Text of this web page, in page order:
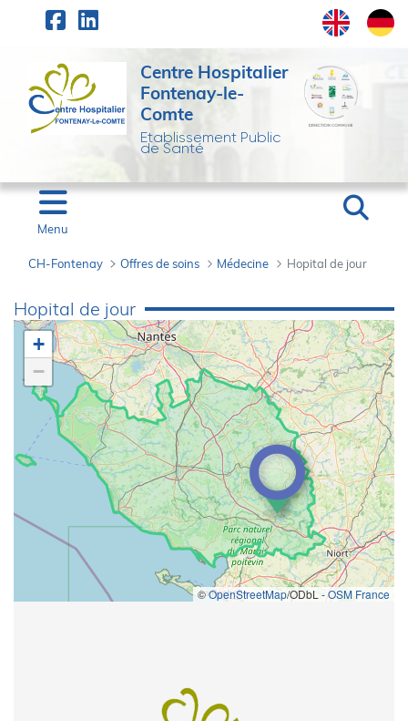
Saut au contenu principal
Centre Hospitalier
Fontenay-le-
Comte
Etablissement Public
de Santé
Menu
CH-Fontenay Offres de soins Médecine Hopital de jour
Hopital de jour - CH-
Hopital de jour
+
−
©OpenStreetMap/ODbL -OSM France
Panneau de gestion des cookies